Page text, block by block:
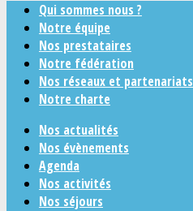
Qui sommes nous ?
Notre équipe
Nos prestataires
Notre fédération
Nos réseaux et partenariats
Notre charte
Nos actualités
Nos évènements
Agenda
Nos activités
Nos séjours